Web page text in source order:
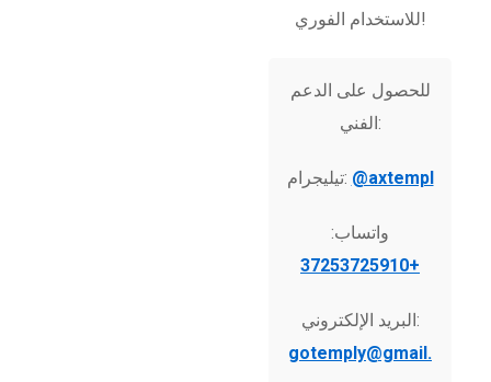
للاستخدام الفوري!
للحصول على الدعم
الفني:
تيليجرام: @axtempl
واتساب:
+37253725910
البريد الإلكتروني:
gotemply@gmail.